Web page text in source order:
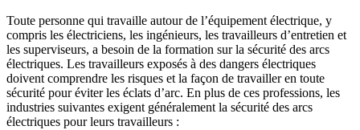
Toute personne qui travaille autour de l’équipement électrique, y
compris les électriciens, les ingénieurs, les travailleurs d’entretien et
les superviseurs, a besoin de la formation sur la sécurité des arcs
électriques. Les travailleurs exposés à des dangers électriques
doivent comprendre les risques et la façon de travailler en toute
sécurité pour éviter les éclats d’arc. En plus de ces professions, les
industries suivantes exigent généralement la sécurité des arcs
électriques pour leurs travailleurs :